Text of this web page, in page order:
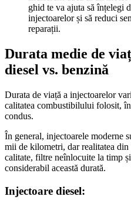
ghid te va ajuta să înțelegi
injectoarelor și să reduci
reparații.
Durata medie de
diesel vs. benzină
Durata de viață a injectoarelor
calitatea combustibilului folosit,
condus.
În general, injectoarele moderne
mii de kilometri, dar realitatea
calitate, filtre neînlocuite la timp
considerabil această durată.
Injectoare diesel: